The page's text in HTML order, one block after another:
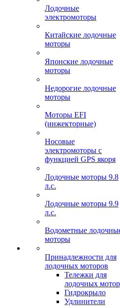
Лодочные
электромоторы
Китайские лодочные
моторы
Японские лодочные
моторы
Недорогие лодочные
моторы
Моторы EFI
(инжекторные)
Носовые
электромоторы с
функцией GPS якоря
Лодочные моторы 9.8
л.с.
Лодочные моторы 9.9
л.с.
Водометные
моторы
Принадлежности для
лодочных моторов
Тележки для
лодочных
Гидрокрыло
Удлинители